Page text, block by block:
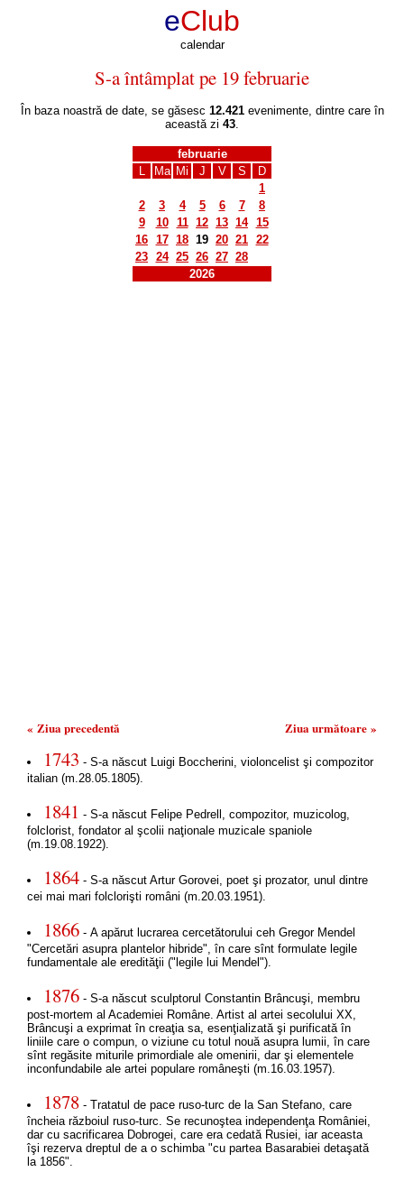
eClub
calendar
S-a întâmplat pe 19 februarie
În baza noastră de date, se găsesc 12.421evenimente, dintre care în
această zi 43.
februarie
L
Ma Mi J V S
D
1
2
3 4 5 6 7
8
9
10 11 12 13 14 15
16 17 18 19 20 21 22
23 24 25 26 27 28
2026
« Ziua precedentă Ziua următoare »
1743 - S-a născut Luigi Boccherini, violoncelist şi compozitor
italian (m.28.05.1805).
1841 - S-a născut Felipe Pedrell, compozitor, muzicolog,
folclorist, fondator al şcolii naţionale muzicale spaniole
(m.19.08.1922).
1864- S-a născut Artur Gorovei, poet şi prozator, unul dintre
cei mai mari folclorişti români (m.20.03.1951).
1866- A apărut lucrarea cercetătorului ceh Gregor Mendel
"Cercetări asupra plantelor hibride", în care sînt formulate legile
fundamentale ale eredităţii ("legile lui Mendel").
1876- S-a născut sculptorul Constantin Brâncuşi, membru
post-mortem al Academiei Române. Artist al artei secolului XX,
Brâncuşi a exprimat în creaţia sa, esenţializată şi purificată în
liniile care o compun, o viziune cu totul nouă asupra lumii, în care
sînt regăsite miturile primordiale ale omenirii, dar şi elementele
inconfundabile ale artei populare româneşti (m.16.03.1957).
1878- Tratatul de pace ruso-turc de la San Stefano, care
încheia războiul ruso-turc. Se recunoştea independenţa României,
dar cu sacrificarea Dobrogei, care era cedată Rusiei, iar aceasta
îşi rezerva dreptul de a o schimba "cu partea Basarabiei detaşată
la 1856".